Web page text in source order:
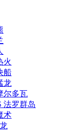
火
船
龙
尔多瓦
法罗群岛
术